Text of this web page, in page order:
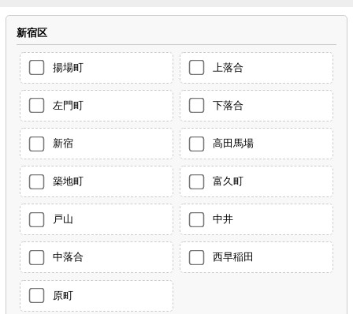
新宿区
揚場町 上落合
左門町 下落合
新宿 高田馬場
築地町 富久町
戸山 中井
中落合 西早稲田
原町